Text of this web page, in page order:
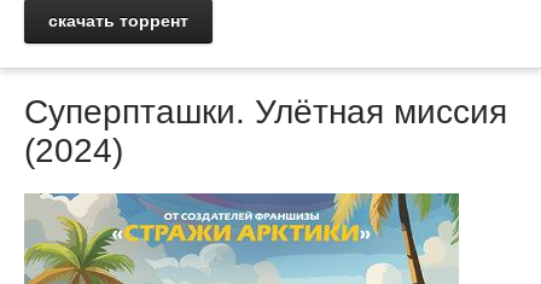
скачать торрент
Суперпташки. Улётная миссия
(2024)